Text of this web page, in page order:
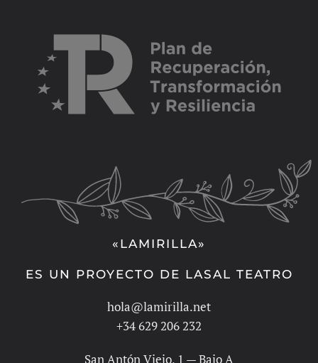
«LAMIRILLA»
ES UN PROYECTO DE LASAL TEATRO
hola@lamirilla.net
+34 629 206 232
San Antón Viejo, 1 — Bajo A